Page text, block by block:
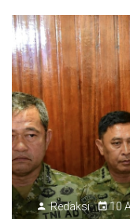
Redaksi 10